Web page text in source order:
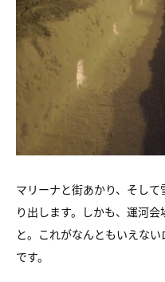
マリーナと街あかり、そし
り出します。しかも、運河
と。これがなんともいえな
です。